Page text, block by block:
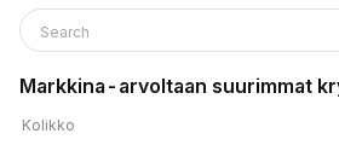
Search
Markkina-arvoltaan suurimmat
Kolikko